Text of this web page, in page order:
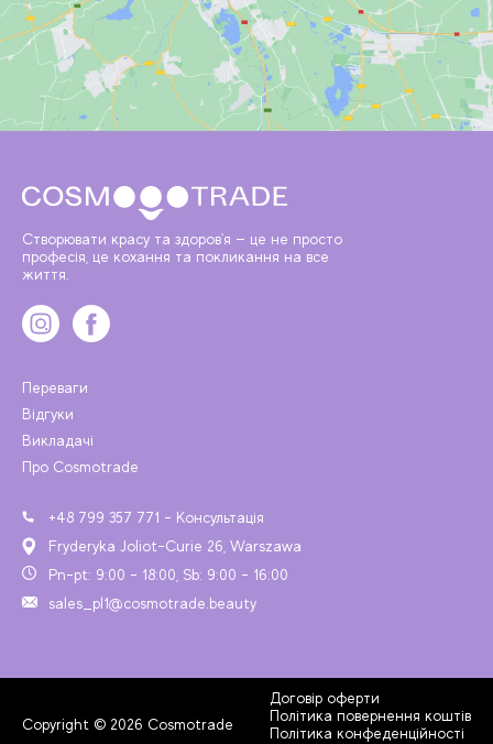
Створювати красу та здоров'я — це не просто
професія, це кохання та покликання на все
життя.
Відгуки
Переваги
Викладачі
Про Cosmotrade
+48 799 357 771 - Консультація
Fryderyka Joliot-Curie 26, Warszawa
Pn-pt: 9:00 - 18:00, Sb: 9:00 - 16:00
sales_pl1@cosmotrade.beauty
Copyright © 2026 Cosmotrade
Договір оферти
Політика повернення коштів
Політика конфеденційності